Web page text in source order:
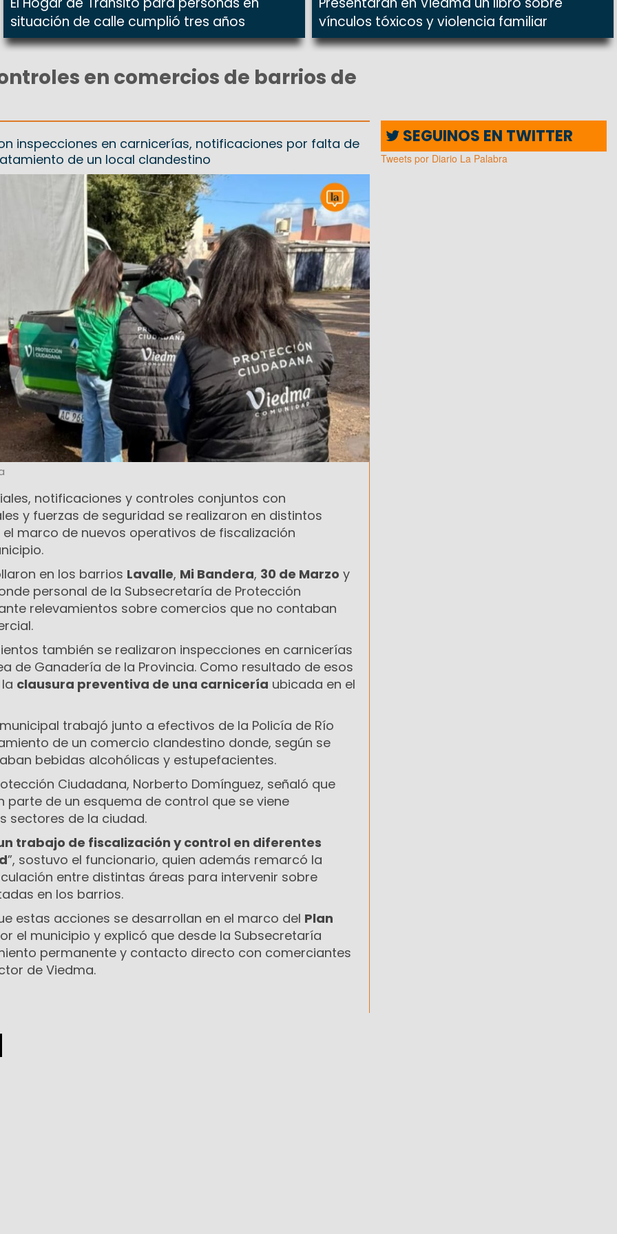
situación de calle cumplió tres años
vínculos tóxicos y violencia familiar
en comercios de barrios de
inspecciones en carnicerías, notificaciones por falta de
de un local clandestino
notificaciones y controles conjuntos con
y fuerzas de seguridad se realizaron en distintos
marco de nuevos operativos de fiscalización
en los barrios Lavalle, Mi Bandera, 30 de Marzo y
personal de la Subsecretaría de Protección
relevamientos sobre comercios que no contaban
también se realizaron inspecciones en carnicerías
de Ganadería de la Provincia. Como resultado de esos
clausura preventiva de una carnicería ubicada en el
trabajó junto a efectivos de la Policía de Río
de un comercio clandestino donde, según se
bebidas alcohólicas y estupefacientes.
Ciudadana, Norberto Domínguez, señaló que
de un esquema de control que se viene
sectores de la ciudad.
trabajo de fiscalización y control en diferentes
”, sostuvo el funcionario, quien además remarcó la
entre distintas áreas para intervenir sobre
en los barrios.
estas acciones se desarrollan en el marco del Plan
el municipio y explicó que desde la Subsecretaría
permanente y contacto directo con comerciantes
de Viedma.
SEGUINOS EN TWITTER
Tweets por Diario La Palabra